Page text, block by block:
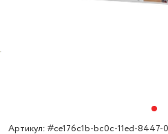
Артикул: #ce176c1b-bc0c-11ed-8447-